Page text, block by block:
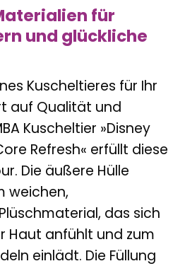
für
und glückliche
Kuscheltieres für Ihr
auf Qualität und
Kuscheltier »Disney
Refresh« erfüllt diese
Die äußere Hülle
weichen,
das sich
Haut anfühlt und zum
einlädt. Die Füllung